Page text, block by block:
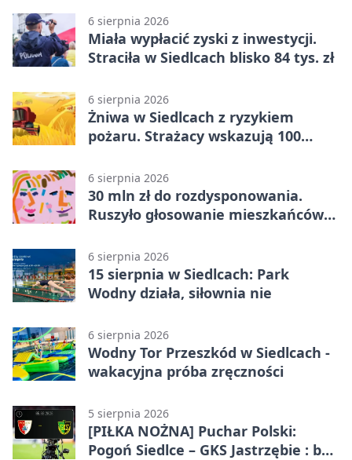
6 sierpnia 2026
Miała wypłacić zyski z inwestycji.
Straciła w Siedlcach blisko 84 tys. zł
6 sierpnia 2026
Żniwa w Siedlcach z ryzykiem
pożaru. Strażacy wskazują 100
6 sierpnia 2026
30 mln zł do rozdysponowania.
Ruszyło głosowanie mieszkańców
6 sierpnia 2026
15 sierpnia w Siedlcach: Park
Wodny działa, siłownia nie
6 sierpnia 2026
Wodny Tor Przeszkód w Siedlcach -
wakacyjna próba zręczności
5 sierpnia 2026
[PIŁKA NOŻNA] Puchar Polski:
Pogoń Siedlce – GKS Jastrzębie : bez